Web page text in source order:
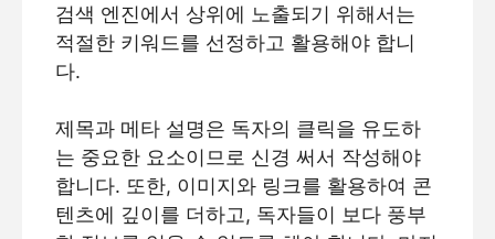
검색 엔진에서 상위에 노출되기 위해서는
적절한 키워드를 선정하고 활용해야 합니
다.
제목과 메타 설명은 독자의 클릭을 유도하
는 중요한 요소이므로 신경 써서 작성해야
합니다. 또한, 이미지와 링크를 활용하여 콘
텐츠에 깊이를 더하고, 독자들이 보다 풍부